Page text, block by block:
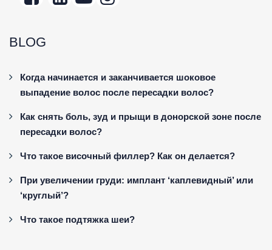
BLOG
Когда начинается и заканчивается шоковое
выпадение волос после пересадки волос?
Как снять боль, зуд и прыщи в донорской зоне после
пересадки волос?
Что такое височный филлер? Как он делается?
При увеличении груди: имплант ‘каплевидный’ или
‘круглый’?
Что такое подтяжка шеи?